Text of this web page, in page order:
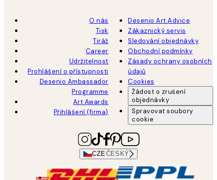
O nás
Tisk
Tiráž
Career
Udržitelnost
Prohlášení o přístupnosti
Desenio Ambassador
Programme
Art Awards
Přihlášení (firma)
Desenio Art Advice
Zákaznický servis
Sledování objednávky
Obchodní podmínky
Zásady ochrany osobních
údajů
Cookies
Žádost o zrušení
objednávky
Spravovat soubory
cookie
CZEČESKÝ